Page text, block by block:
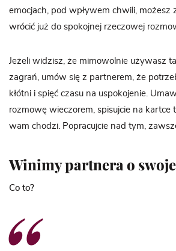
emocjach, pod wpływem chwili, możesz
wrócić już do spokojnej rzeczowej
Jeżeli widzisz, że mimowolnie używasz
zagrań, umów się z partnerem, że
kłótni i spięć czasu na uspokojenie.
rozmowę wieczorem, spisujcie na kartce
wam chodzi. Popracujcie nad tym,
Winimy partnera o
Co to?